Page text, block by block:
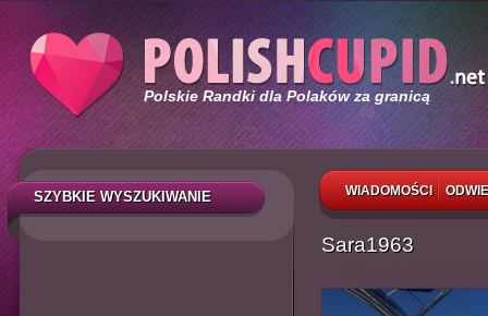
Polskie Randki dla Polaków za granicą
WIADOMOŚCI
SZYBKIE WYSZUKIWANIE
Sara1963